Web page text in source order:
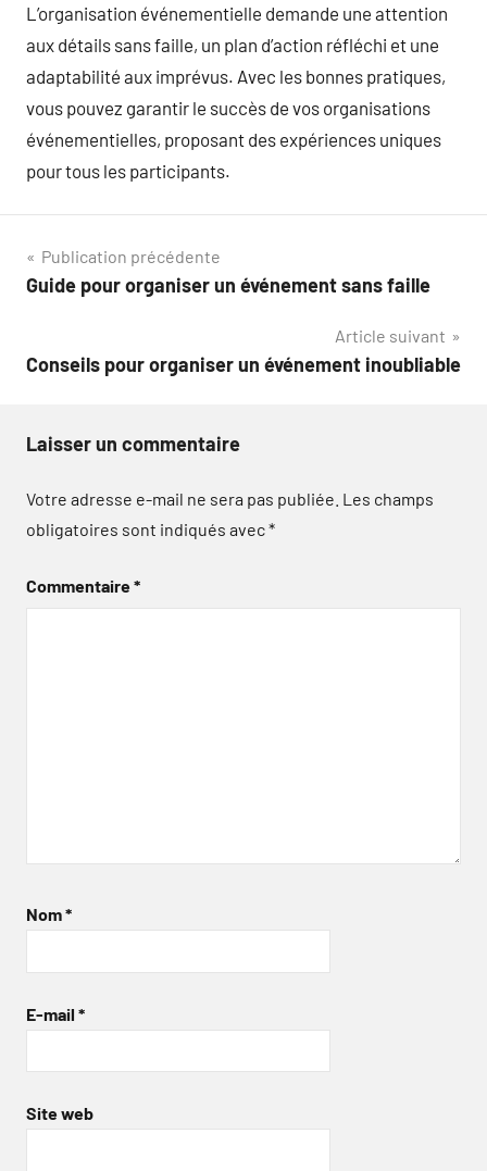
L’organisation événementielle demande une attention
aux détails sans faille, un plan d’action réfléchi et une
adaptabilité aux imprévus. Avec les bonnes pratiques,
vous pouvez garantir le succès de vos organisations
événementielles, proposant des expériences uniques
pour tous les participants.
Navigation
de
Publication précédente
Guide pour organiser un événement sans faille
Article suivant
Conseils pour organiser un événement inoubliable
Laisser un commentaire
Votre adresse e-mail ne sera pas publiée. Les champs
obligatoires sont indiqués avec*
Commentaire*
Nom*
E-mail *
Site web